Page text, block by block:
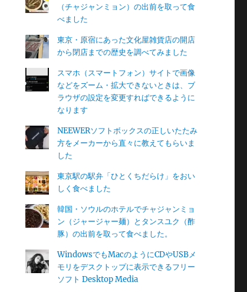
（チャジャンミョン）の出前を取って食
べました
東京・原宿にあった文化屋雑貨店の開店
から閉店までの歴史を調べてみました
スマホ（スマートフォン）サイトで画像
などをズーム・拡大できないときは、ブ
ラウザの設定を変更すればできるように
なります
NEEWERソフトボックスの正しいたたみ
方をメーカーから直々に教えてもらいま
した
東京駅の駅弁「ひとくちだらけ」をおい
しく食べました
韓国・ソウルのホテルでチャジャンミョ
ン（ジャージャー麺）とタンスユク（酢
豚）の出前を取って食べました。
WindowsでもMacのようにCDやUSBメ
モリをデスクトップに表示できるフリー
ソフト Desktop Media